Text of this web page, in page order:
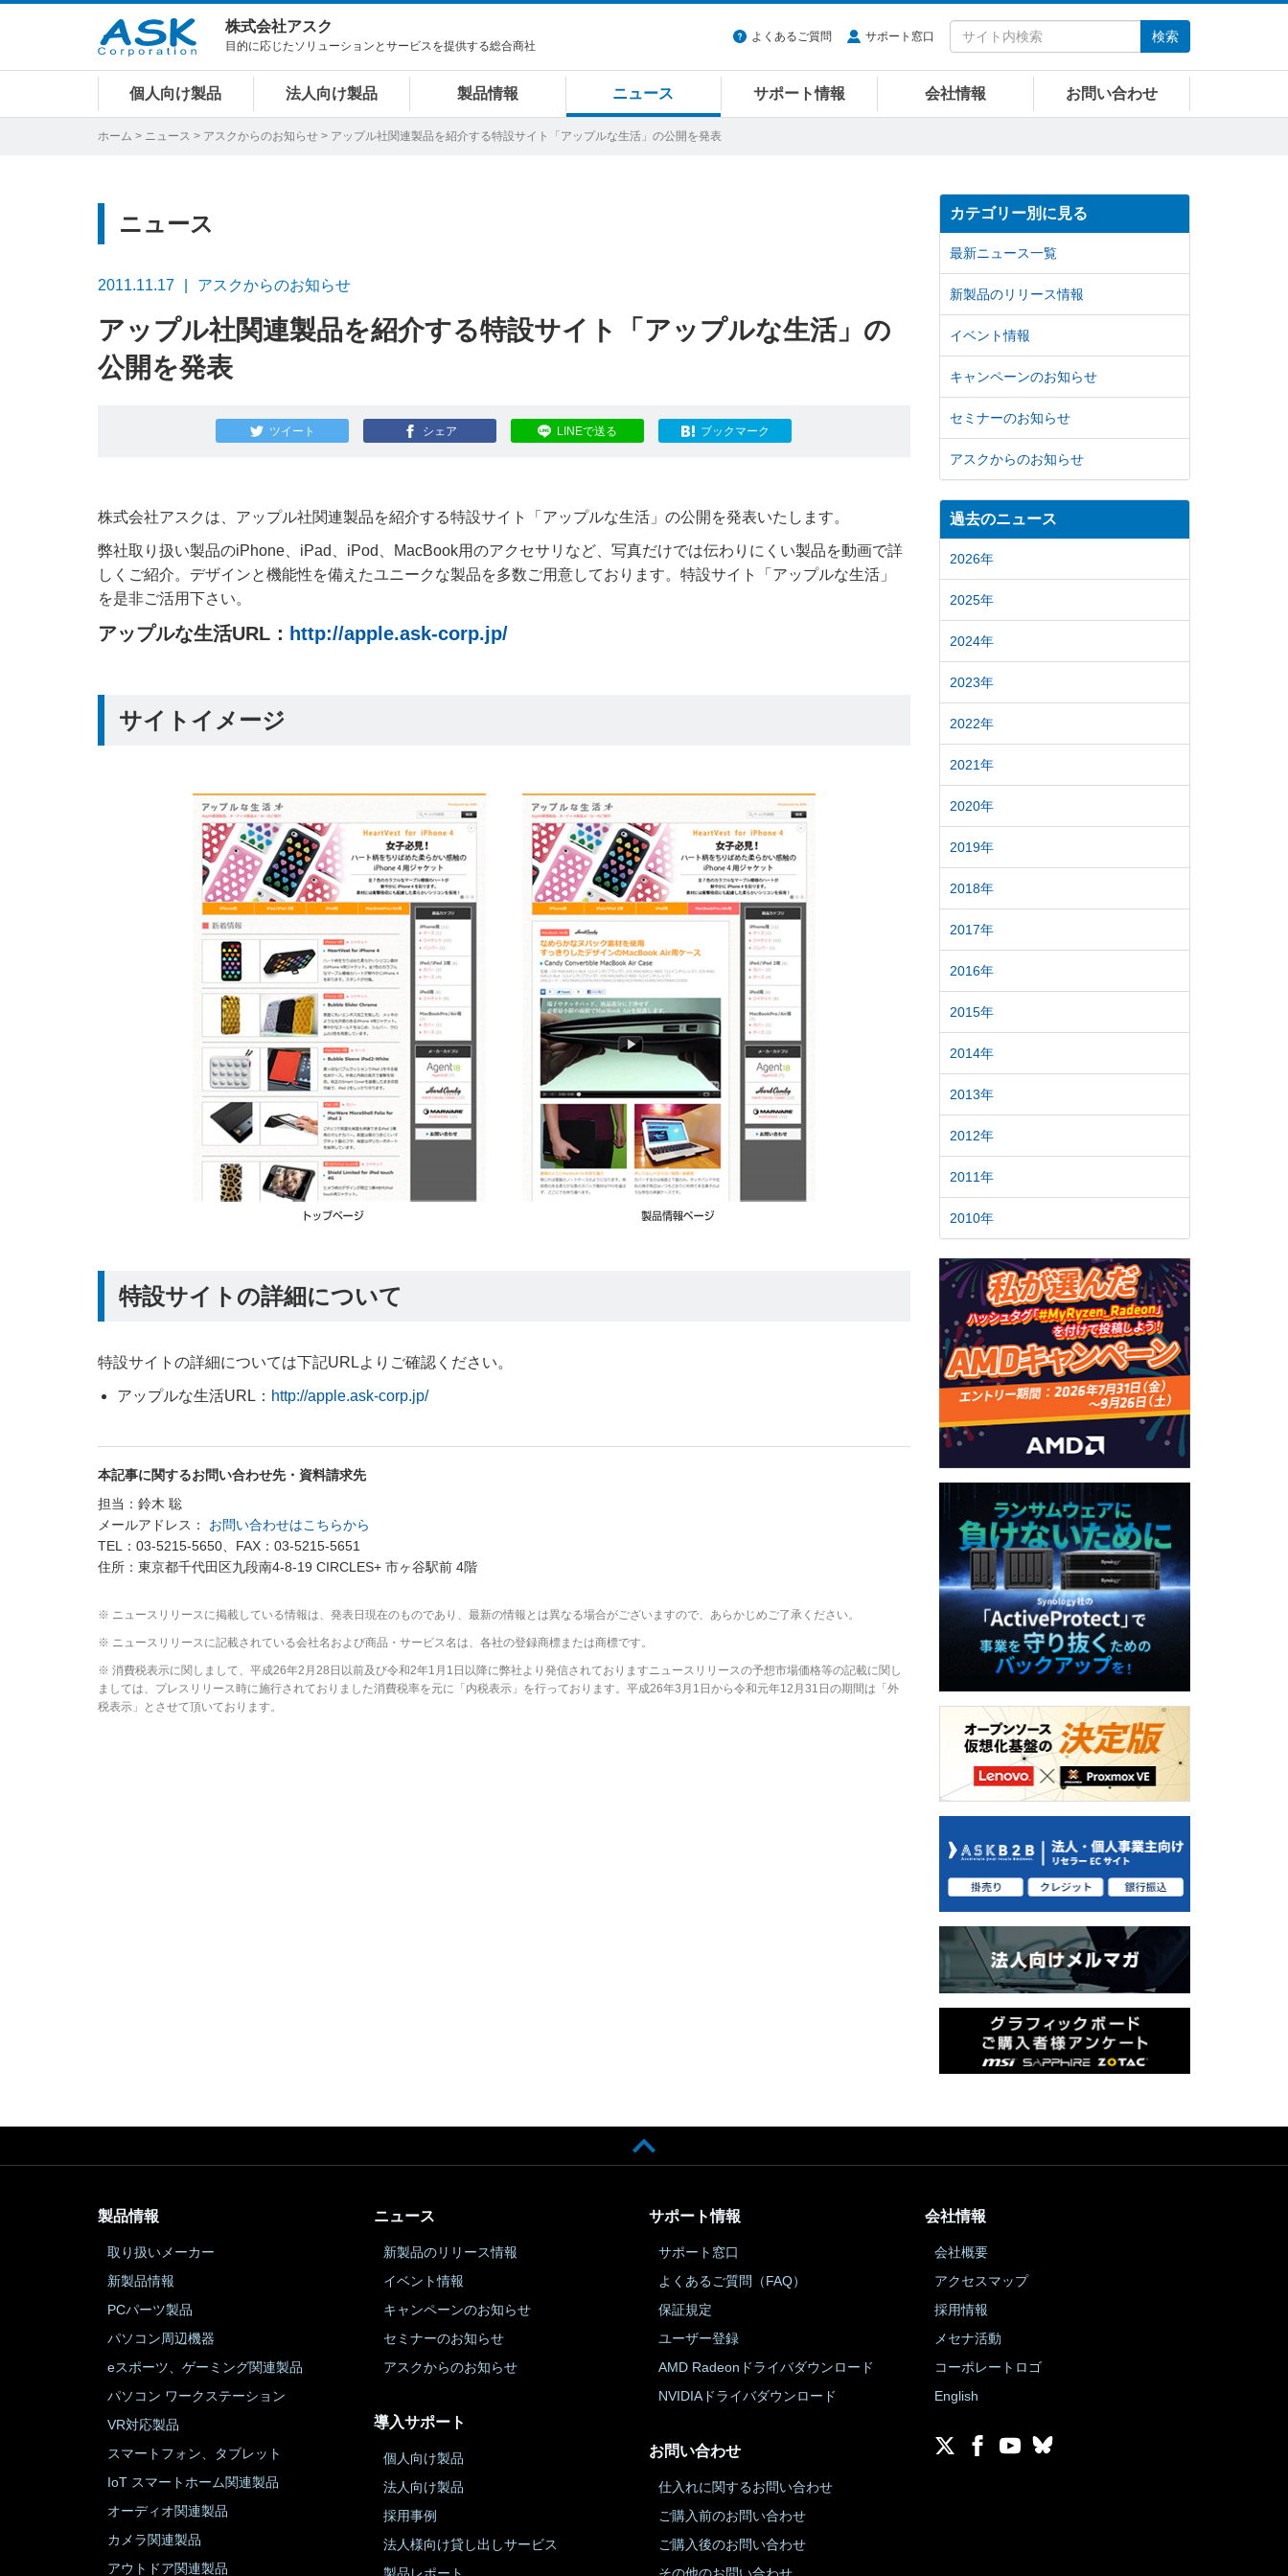
株式会社アスク
目的に応じたソリューションとサービスを提供する総合商社
よくあるご質問 サポート窓口 検索
個人向け製品 法人向け製品 製品情報 ニュース サポート情報 会社情報 お問い合わせ
ホーム > ニュース > アスクからのお知らせ > アップル社関連製品を紹介する特設サイト「アップルな生活」の公開を発表
ニュース
2011.11.17 アスクからのお知らせ
アップル社関連製品を紹介する特設サイト「アップルな生活」の
公開を発表
ツイート シェア LINEで送る ブックマーク
株式会社アスクは、アップル社関連製品を紹介する特設サイト「アップルな生活」の公開を発表いたします。
弊社取り扱い製品のiPhone、iPad、iPod、MacBook用のアクセサリなど、写真だけでは伝わりにくい製品を動画で詳
しくご紹介。デザインと機能性を備えたユニークな製品を多数ご用意しております。特設サイト「アップルな生活」
を是非ご活用下さい。
アップルな生活URL： http://apple.ask-corp.jp/
サイトイメージ
特設サイトの詳細について
特設サイトの詳細については下記URLよりご確認ください。
アップルな生活URL： http://apple.ask-corp.jp/
本記事に関するお問い合わせ先・資料請求先
担当：鈴木 聡
メールアドレス： お問い合わせはこちらから
TEL：03-5215-5650、FAX：03-5215-5651
住所：東京都千代田区九段南4-8-19 CIRCLES+ 市ヶ谷駅前 4階
※ ニュースリリースに掲載している情報は、発表日現在のものであり、最新の情報とは異なる場合がございますので、あらかじめご了承ください。
※ ニュースリリースに記載されている会社名および商品・サービス名は、各社の登録商標または商標です。
※ 消費税表示に関しまして、平成26年2月28日以前及び令和2年1月1日以降に弊社より発信されておりますニュースリリースの予想市場価格等の記載に関し
ましては、プレスリリース時に施行されておりました消費税率を元に「内税表示」を行っております。平成26年3月1日から令和元年12月31日の期間は「外
税表示」とさせて頂いております。
カテゴリー別に見る
最新ニュース一覧
新製品のリリース情報
イベント情報
キャンペーンのお知らせ
セミナーのお知らせ
アスクからのお知らせ
過去のニュース
2026年
2025年
2024年
2023年
2022年
2021年
2020年
2019年
2018年
2017年
2016年
2015年
2014年
2013年
2012年
2011年
2010年
製品情報
取り扱いメーカー
新製品情報
PCパーツ製品
パソコン周辺機器
eスポーツ、ゲーミング関連製品
パソコン ワークステーション
VR対応製品
スマートフォン、タブレット
IoT スマートホーム関連製品
オーディオ関連製品
カメラ関連製品
アウトドア関連製品
ニュース
新製品のリリース情報
イベント情報
キャンペーンのお知らせ
セミナーのお知らせ
アスクからのお知らせ
導入サポート
個人向け製品
法人向け製品
採用事例
法人様向け貸し出しサービス
サポート情報
サポート窓口
よくあるご質問（FAQ）
保証規定
ユーザー登録
AMD Radeonドライバダウンロード
NVIDIAドライバダウンロード
お問い合わせ
仕入れに関するお問い合わせ
ご購入前のお問い合わせ
ご購入後のお問い合わせ
会社情報
会社概要
アクセスマップ
採用情報
メセナ活動
コーポレートロゴ
English